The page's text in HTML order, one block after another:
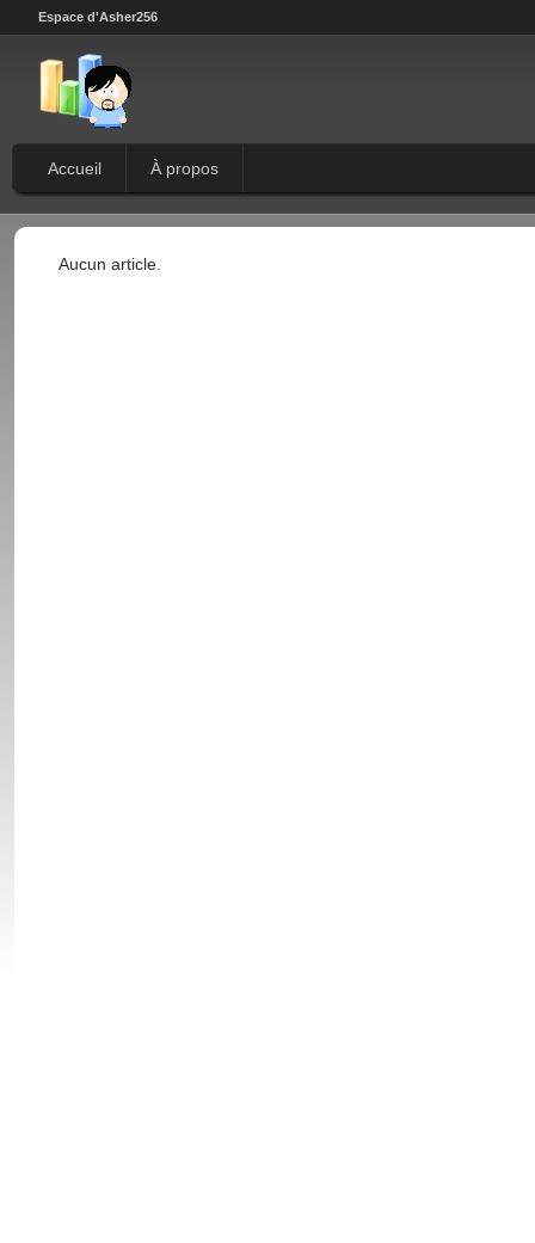
Espace d'Asher256
Accueil À propos
Aucun article.